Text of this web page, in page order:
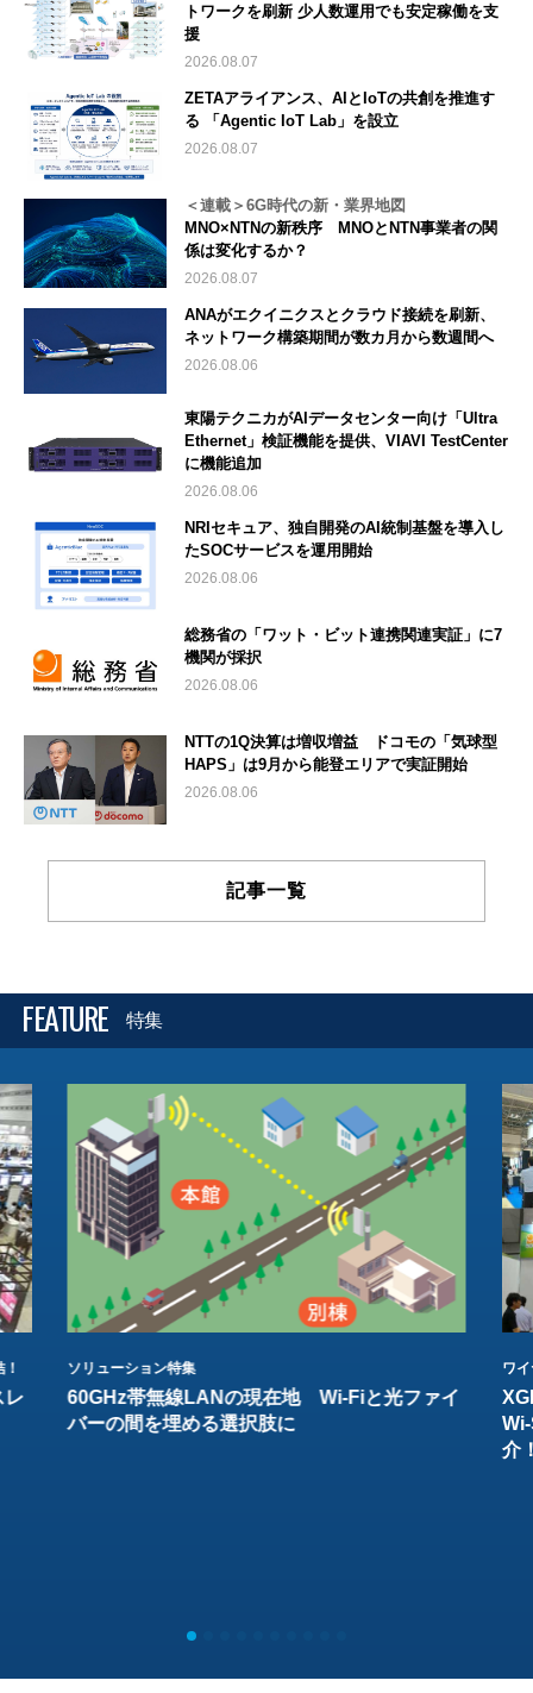
トワークを刷新 少人数運用でも安定稼働を支
援
2026.08.07
ZETAアライアンス、AIとIoTの共創を推進す
る 「Agentic IoT Lab」を設立
2026.08.07
＜連載＞6G時代の新・業界地図
MNO×NTNの新秩序 MNOとNTN事業者の関
係は変化するか？
2026.08.07
ANAがエクイニクスとクラウド接続を刷新、
ネットワーク構築期間が数カ月から数週間へ
2026.08.06
東陽テクニカがAIデータセンター向け「Ultra
Ethernet」検証機能を提供、VIAVI TestCenter
に機能追加
2026.08.06
NRIセキュア、独自開発のAI統制基盤を導入し
たSOCサービスを運用開始
2026.08.06
総務省の「ワット・ビット連携関連実証」に7
機関が採択
2026.08.06
NTTの1Q決算は増収増益 ドコモの「気球型
HAPS」は9月から能登エリアで実証開始
2026.08.06
記事一覧
FEATURE 特集
レ
ソリューション特集
60GHz帯無線LANの現在地 Wi-Fiと光ファイ
バーの間を埋める選択肢に
ワ
介